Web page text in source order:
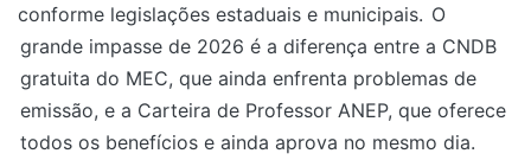
conforme legislações estaduais e municipais. O
grande impasse de 2026 é a diferença entre a CNDB
gratuita do MEC, que ainda enfrenta problemas de
emissão, e a Carteira de Professor ANEP, que oferece
todos os benefícios e ainda aprova no mesmo dia.